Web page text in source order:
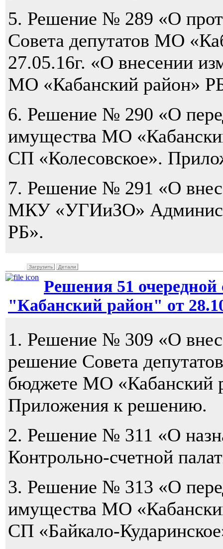
5. Решение № 289 «О
Совета депутатов МО
27.05.16г. «О внесении
МО «Кабанский район»
6. Решение № 290 «О
имущества МО
СП «Колесовское».
7. Решение № 291 «О
МКУ «УГИиЗО»
РБ».
Загрузить Детали
Решения 51
"Кабанский район" от
1. Решение № 309 «О
решение Совета
бюджете МО «Кабанский
Приложения к решению.
2. Решение № 311 «О
Контрольно-счетной
3. Решение № 313 «О
имущества МО
СП «Байкало-